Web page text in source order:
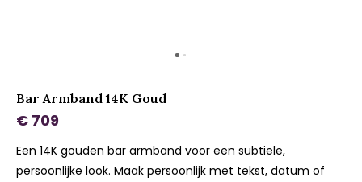
Bar Armband 14K Goud
€ 709
Een 14K gouden bar armband voor een subtiele,
persoonlijke look. Maak persoonlijk met tekst, datum of